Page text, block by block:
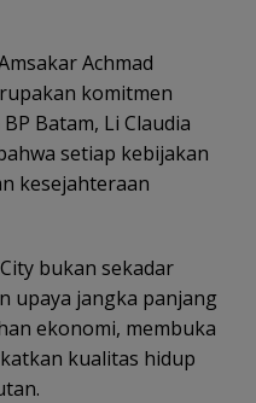
Achmad
komitmen
Batam, Li Claudia
setiap kebijakan
kesejahteraan
bukan sekadar
upaya jangka panjang
ekonomi, membuka
kualitas hidup